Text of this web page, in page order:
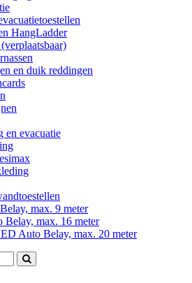
HangLadder
en duik reddingen
en evacuatie
max. 9 meter
max. 16 meter
Auto Belay, max. 20 meter